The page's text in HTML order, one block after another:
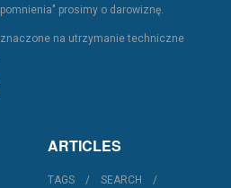
prosimy o darowiznę.
na utrzymanie techniczne
ARTICLES
TAGS
SEARCH